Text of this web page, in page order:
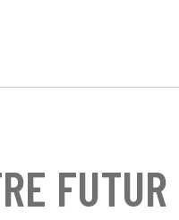
FUTUR